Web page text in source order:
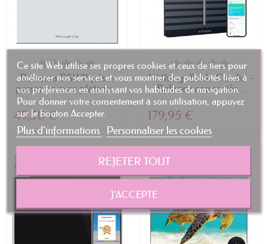
Rowenta BS1131 pèse-
personne avec plateau...
49,50 €
Withings Body Cardio -
Balance connectée...
179,95 €
favorite_border favorite_border
Ce site Web utilise ses propres cookies et ceux de tiers pour
améliorer nos services et vous montrer des publicités liées à
vos préférences en analysant vos habitudes de navigation.
Pour donner votre consentement à son utilisation, appuyez
sur le bouton Accepter.
Plus d'informations Personnaliser les cookies
REJETER TOUT
J'ACCEPTE